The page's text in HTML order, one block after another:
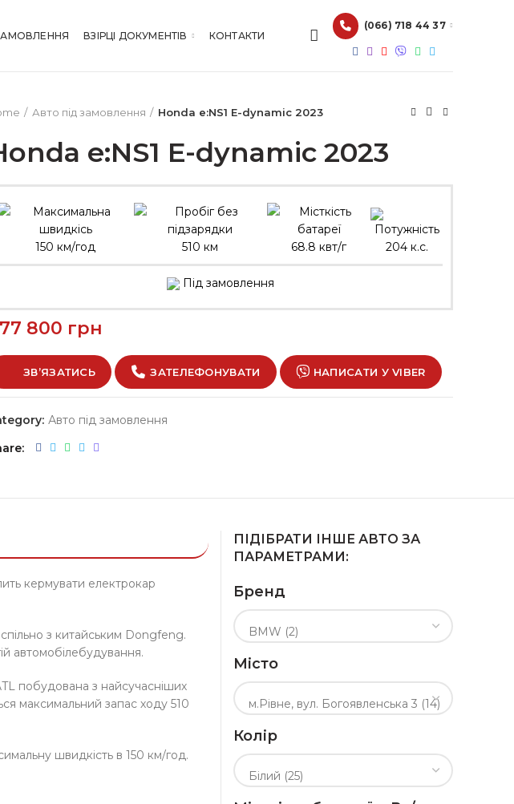
ВЗІРЦІ ДОКУМЕНТІВ КОНТАКТИ
(066) 718 44 37
Авто під замовлення Honda e:NS1 E-dynamic 2023
e:NS1 E-dynamic 2023
150 км/год 510 км 68.8 квт/г 204 к.с.
Під замовлення
800 грн
ЗВ’ЯЗАТИСЬ ЗАТЕЛЕФОНУВАТИ НАПИСАТИ У VIBER
Авто під замовлення
кермувати електрокар
з китайським Dongfeng.
автомобілебудування.
побудована з найсучасніших
максимальний запас ходу 510
швидкість в 150 км/год.
ПІДІБРАТИ ІНШЕ АВТО ЗА
ПАРАМЕТРАМИ:
Бренд
Місто
Колір